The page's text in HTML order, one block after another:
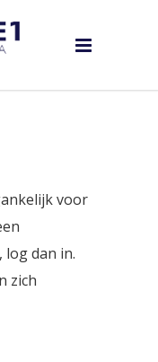
voor
dan in.
zich